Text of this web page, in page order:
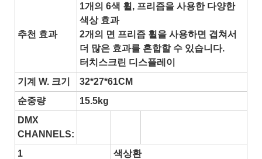
추천 효과
1개의 6색 휠, 프리즘을 사용한 다양한
색상 효과
2개의 면 프리즘 휠을 사용하면 겹쳐서
더 많은 효과를 혼합할 수 있습니다.
터치스크린 디스플레이
기계 W. 크기
32*27*61CM
순중량
15.5kg
DMX
CHANNELS:
1
색상환